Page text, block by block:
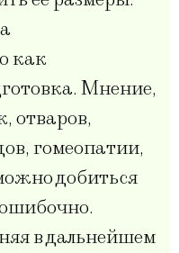
как
Мнение,
отваров,
гомеопатии,
добиться
в дальнейшем